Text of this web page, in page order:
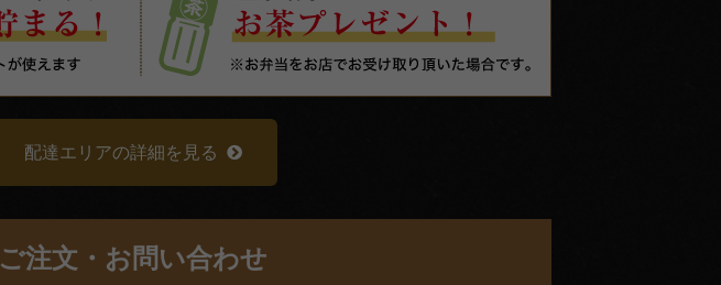
配達エリアの詳細を見る
ご注文・お問い合わせ